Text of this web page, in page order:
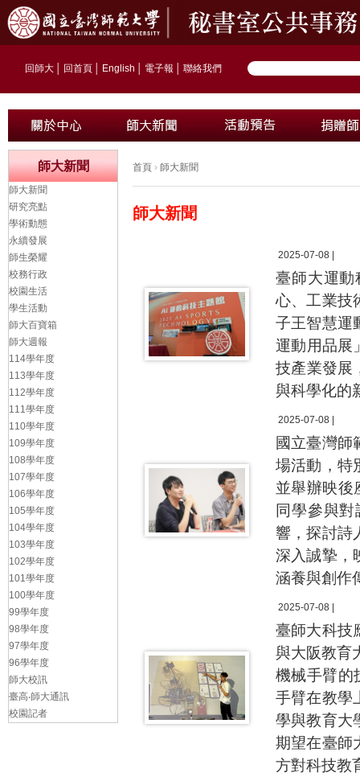
回師大 回首頁 English 電子報 聯絡我們
首頁 › 師大新聞
師大新聞
2025-07-08 |
臺師大運動
心、工業技
子王智慧運
運動用品展
技產業發展
與科學化的
2025-07-08 |
國立臺灣師
場活動，特
並舉辦映後
同學參與
響，探討詩
深入誠摯，
涵養與創作
2025-07-08 |
臺師大科技
與大阪教育
機械手臂的
手臂在教學
學與教育大
期望在臺師
方對科技教
師大新聞
師大新聞
研究亮點
學術動態
永續發展
師生榮耀
校務行政
校園生活
學生活動
師大百寶箱
師大週報
114學年度
113學年度
112學年度
111學年度
110學年度
109學年度
108學年度
107學年度
106學年度
105學年度
104學年度
103學年度
102學年度
101學年度
100學年度
99學年度
98學年度
97學年度
96學年度
師大校訊
臺高‧師大通訊
校園記者